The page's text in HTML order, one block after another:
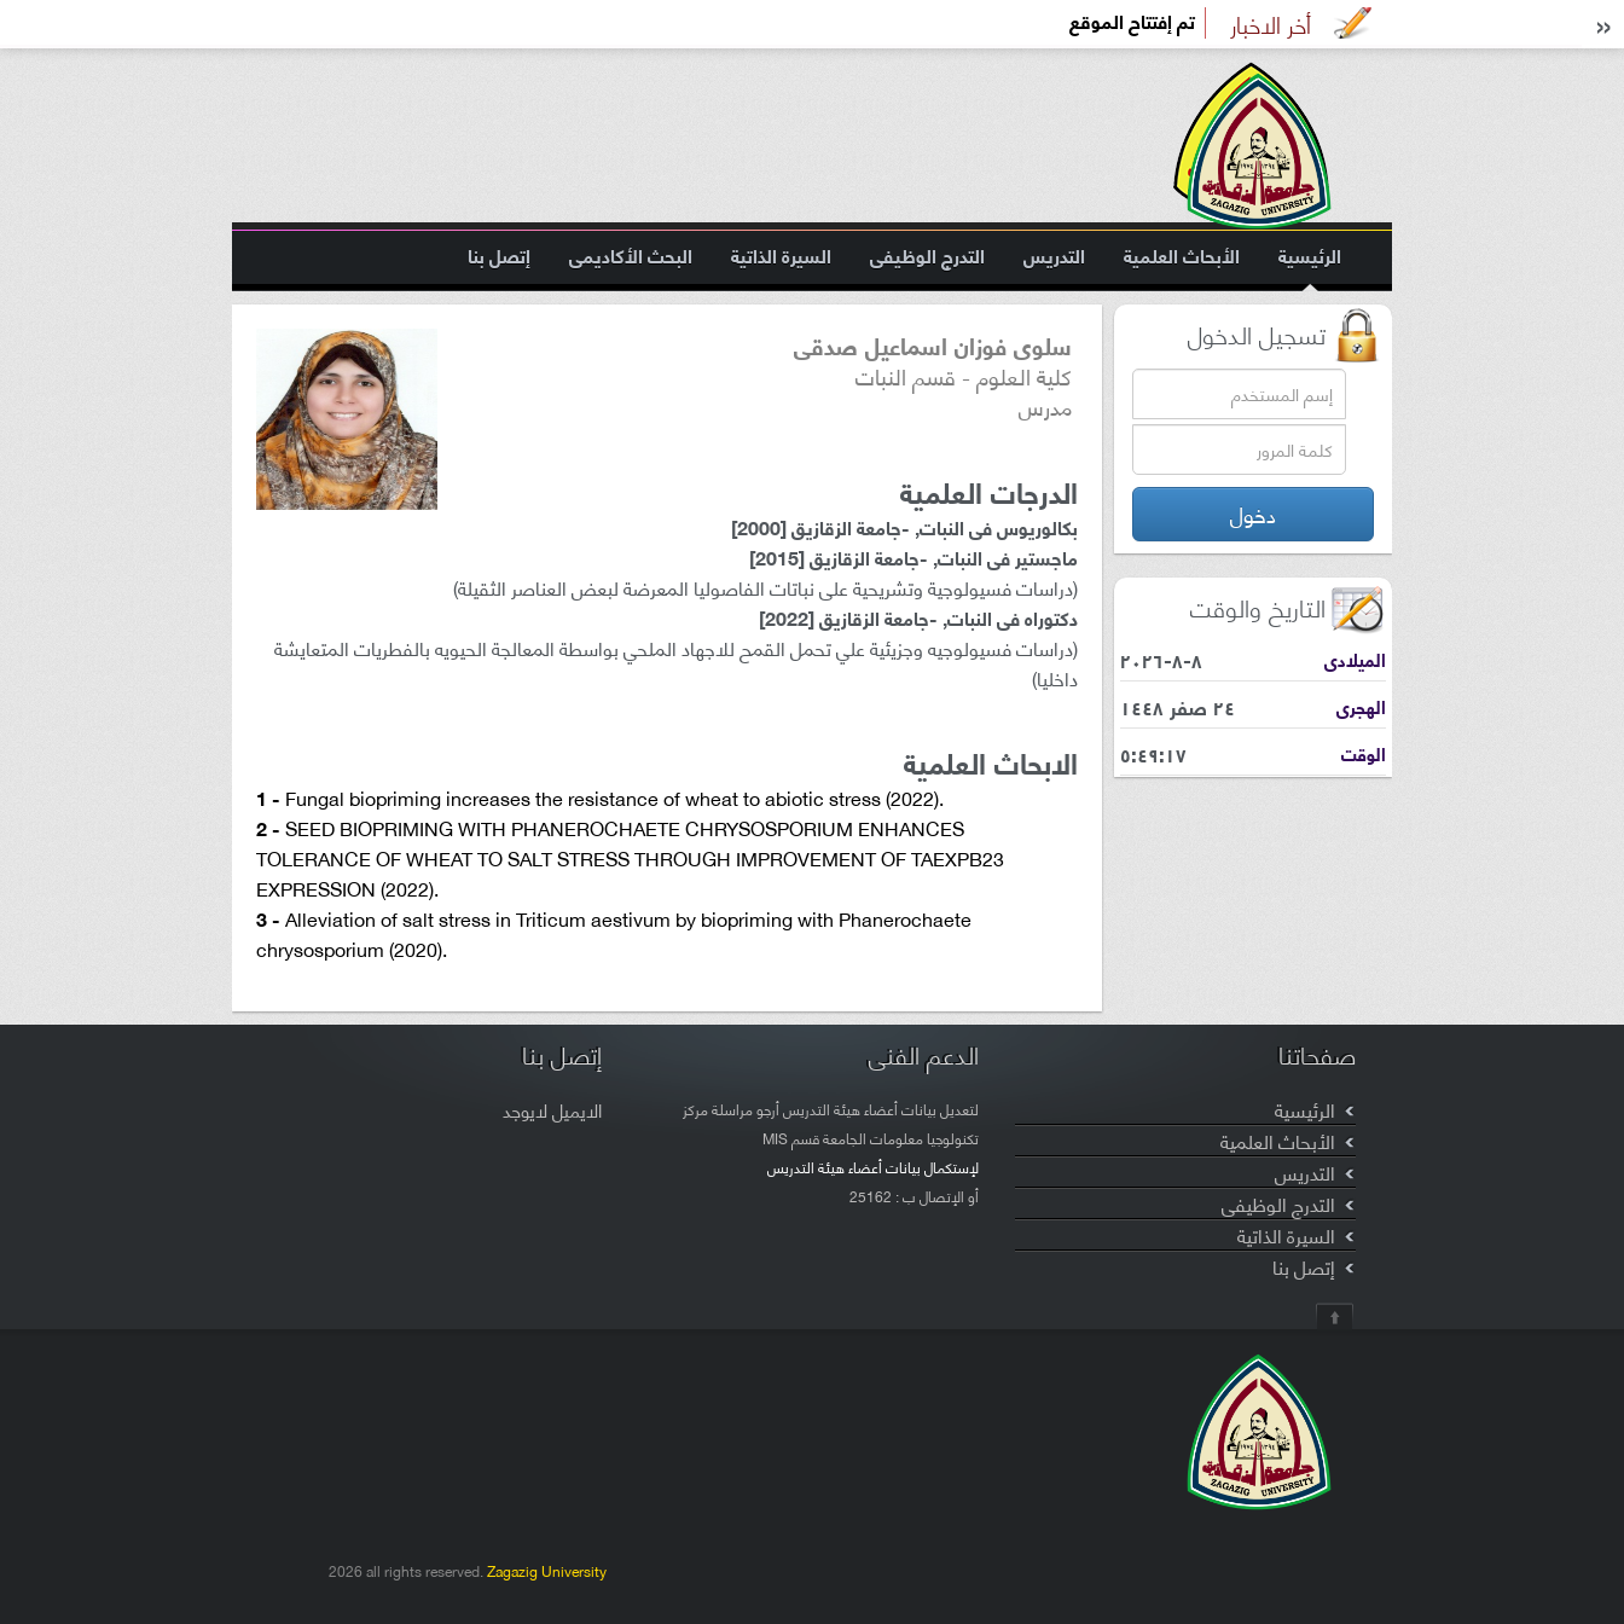
الرئيسية الأبحاث العلمية التدريس التدرج الوظيفى السيرة الذاتية البحث الأكاديمى
إتصل بنا
الموقع الجديد
سلوى فوزان اسماعيل صدقى
كلية العلوم - قسم النبات
مدرس
الدرجات العلمية
بكالوريوس فى النبات, -جامعة الزقازيق [2000]
ماجستير فى النبات, -جامعة الزقازيق [2015]
(دراسات فسيولوجية وتشريحية على نباتات الفاصوليا المعرضة لبعض العناصر الثقيلة)
دكتوراه فى النبات, -جامعة الزقازيق [2022]
(دراسات فسيولوجيه وجزيئية علي تحمل القمح للاجهاد الملحي بواسطة المعالجة الحيويه بالفطريات المتعايشة
داخليا)
الابحاث العلمية
1 - Fungal biopriming increases the resistance of wheat to abiotic stress (2022).
2 -SEED BIOPRIMING WITH PHANEROCHAETE CHRYSOSPORIUM ENHANCES
TOLERANCE OF WHEAT TO SALT STRESS THROUGH IMPROVEMENT OF TAEXPB23
EXPRESSION (2022).
3 -Alleviation of salt stress in Triticum aestivum by biopriming with Phanerochaete
chrysosporium (2020).
تسجيل الدخول
دخول
التاريخ والوقت
٨-٨-٢٠٢٦ الميلادى
٢٤ صفر ١٤٤٨ الهجرى
٥:٤٩:١٨ الوقت
صفحاتنا
الرئيسية
الأبحاث العلمية
التدريس
التدرج الوظيفى
السيرة الذاتية
إتصل بنا
الدعم الفنى
لتعديل بيانات أعضاء هيئة التدريس أرجو مراسلة مركز
تكنولوجيا معلومات الجامعة قسم MIS
لإستكمال بيانات أعضاء هيئة التدريس
أو الإتصال ب : 25162
إتصل بنا
الايميللايوجد
2026 all rights reserved.Zagazig University
تم إفتتاح الموقع أخر الاخبار »